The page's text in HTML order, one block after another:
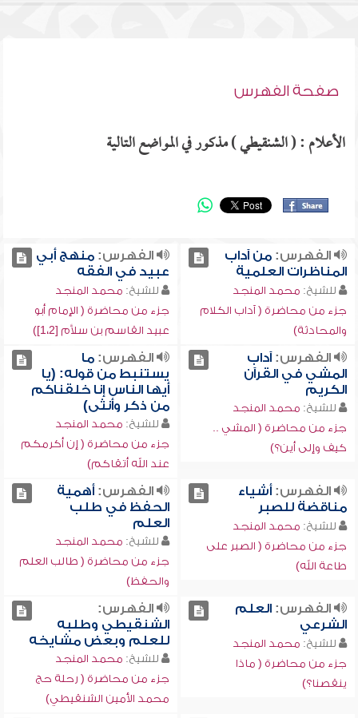
صفحة الفهرس
الأعلام : ( الشنقيطي ) مذكور في المواضع التالية
الفهرس:من آداب
المناظرات العلمية
للشيخ: محمد المنجد
جزء من محاضرة ( آداب الكلام
والمحادثة)
الفهرس:منهج أبي
عبيد في الفقه
للشيخ: محمد المنجد
جزء من محاضرة ( الإمام أبو
عبيد القاسم بن سلاَّم [1،2])
الفهرس:آداب
المشي في القرآن
الكريم
للشيخ: محمد المنجد
جزء من محاضرة ( المشي ..
كيف وإلى أين؟)
الفهرس:ما
يستنبط من قوله: (يا
أيها الناس إنا خلقناكم
من ذكر وأنثى)
للشيخ: محمد المنجد
جزء من محاضرة ( إن أكرمكم
عند الله أتقاكم)
الفهرس:أشياء
مناقضة للصبر
للشيخ: محمد المنجد
جزء من محاضرة ( الصبر على
طاعة الله)
الفهرس:أهمية
الحفظ في طلب
العلم
للشيخ: محمد المنجد
جزء من محاضرة ( طالب العلم
والحفظ)
الفهرس:العلم
الشرعي
للشيخ: محمد المنجد
جزء من محاضرة ( ماذا
ينقصنا؟)
الفهرس:
الشنقيطي وطلبه
للعلم وبعض مشايخه
للشيخ: محمد المنجد
جزء من محاضرة ( رحلة حج
محمد الأمين الشنقيطي)